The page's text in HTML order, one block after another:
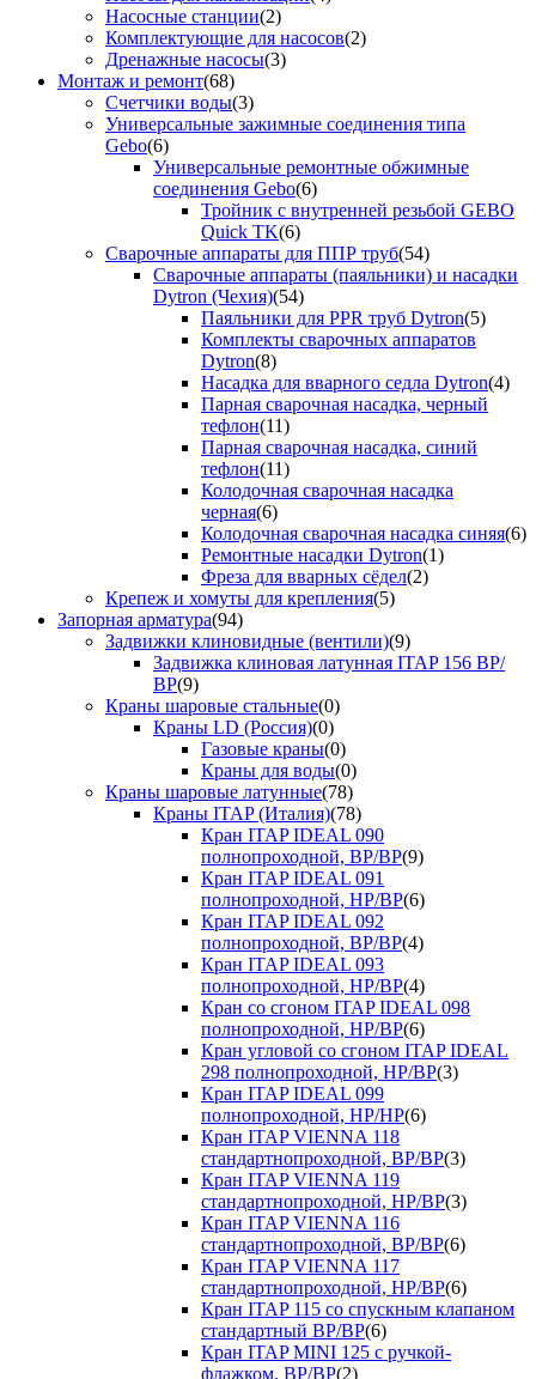
Насосные станции(2)
Комплектующие для насосов(2)
Дренажные насосы(3)
Монтаж и ремонт(68)
Счетчики воды(3)
Универсальные зажимные соединения типа
Gebo(6)
Универсальные ремонтные обжимные
соединения Gebo(6)
Тройник с внутренней резьбой GEBO
Quick TK(6)
Сварочные аппараты для ППР труб(54)
Сварочные аппараты (паяльники) и насадки
Dytron (Чехия)(54)
Паяльники для PPR труб Dytron(5)
Комплекты сварочных аппаратов
Dytron(8)
Насадка для вварного седла Dytron(4)
Парная сварочная насадка, черный
тефлон(11)
Парная сварочная насадка, синий
тефлон(11)
Колодочная сварочная насадка
черная(6)
Колодочная сварочная насадка синяя(6)
Ремонтные насадки Dytron(1)
Фреза для вварных сёдел(2)
Крепеж и хомуты для крепления(5)
Запорная арматура(94)
Задвижки клиновидные (вентили)(9)
Задвижка клиновая латунная ITAP 156 ВР/
ВР(9)
Краны шаровые стальные(0)
Краны LD (Россия)(0)
Газовые краны(0)
Краны для воды(0)
Краны шаровые латунные(78)
Краны ITAP (Италия)(78)
Кран ITAP IDEAL 090
полнопроходной, ВР/ВР(9)
Кран ITAP IDEAL 091
полнопроходной, НР/ВР(6)
Кран ITAP IDEAL 092
полнопроходной, ВР/ВР(4)
Кран ITAP IDEAL 093
полнопроходной, НР/ВР(4)
Кран со сгоном ITAP IDEAL 098
полнопроходной, НР/ВР(6)
Кран угловой со сгоном ITAP IDEAL
298 полнопроходной, НР/ВР(3)
Кран ITAP IDEAL 099
полнопроходной, НР/НР(6)
Кран ITAP VIENNA 118
стандартнопроходной, ВР/ВР(3)
Кран ITAP VIENNA 119
стандартнопроходной, НР/ВР(3)
Кран ITAP VIENNA 116
стандартнопроходной, ВР/ВР(6)
Кран ITAP VIENNA 117
стандартнопроходной, НР/ВР(6)
Кран ITAP 115 со спускным клапаном
стандартный ВР/ВР(6)
Кран ITAP MINI 125 с ручкой-
флажком, ВР/ВР(2)